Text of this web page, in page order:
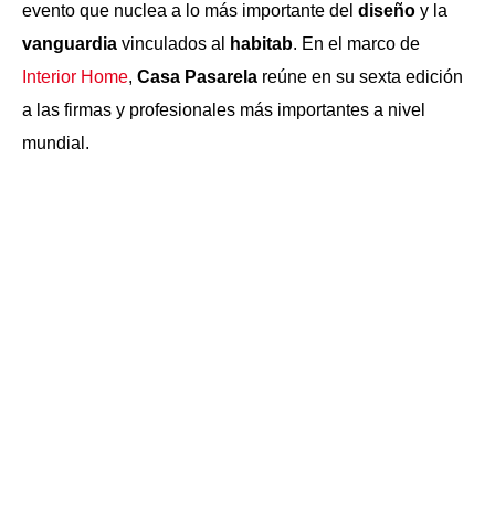
evento que nuclea a lo más importante del diseño y la
vanguardia vinculados al habitab. En el marco de
Interior Home, Casa Pasarela reúne en su sexta edición
a las firmas y profesionales más importantes a nivel
mundial.